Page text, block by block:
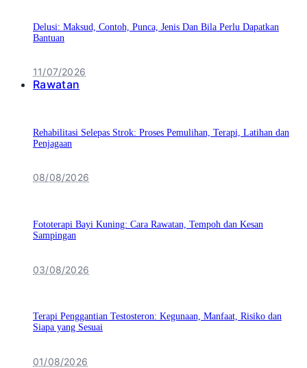
Delusi: Maksud, Contoh, Punca, Jenis Dan Bila Perlu Dapatkan
Bantuan
11/07/2026
Rawatan
Rehabilitasi Selepas Strok: Proses Pemulihan, Terapi, Latihan dan
Penjagaan
08/08/2026
Fototerapi Bayi Kuning: Cara Rawatan, Tempoh dan Kesan
Sampingan
03/08/2026
Terapi Penggantian Testosteron: Kegunaan, Manfaat, Risiko dan
Siapa yang Sesuai
01/08/2026